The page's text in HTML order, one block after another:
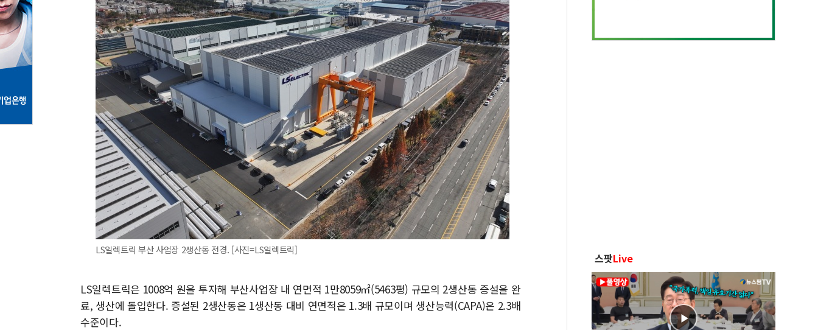
LS일렉트릭 부산 사업장 2생산동 전경. [사진=LS일렉트릭]
LS일렉트릭은 1008억 원을 투자해 부산사업장 내 연면적 1만8059㎡(5463평) 규모의 2생산동 증설을 완
료, 생산에 돌입한다. 증설된 2생산동은 1생산동 대비 연면적은 1.3배 규모이며 생산능력(CAPA)은 2.3배
수준이다.
스팟Live